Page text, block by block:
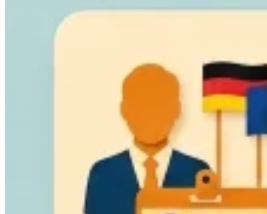
AmerikaAsien-PazifikAfrika